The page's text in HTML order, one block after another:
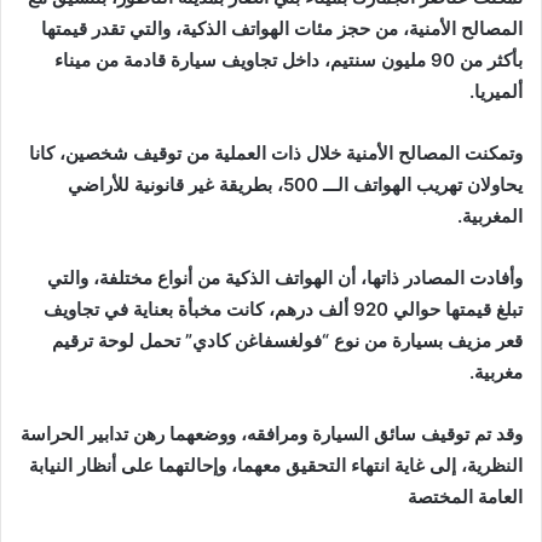
المصالح الأمنية، من حجز مئات الهواتف الذكية، والتي تقدر قيمتها
بأكثر من 90 مليون سنتيم، داخل تجاويف سيارة قادمة من ميناء
ألميريا.
وتمكنت المصالح الأمنية خلال ذات العملية من توقيف شخصين، كانا
يحاولان تهريب الهواتف الـــ 500، بطريقة غير قانونية للأراضي
المغربية.
وأفادت المصادر ذاتها، أن الهواتف الذكية من أنواع مختلفة، والتي
تبلغ قيمتها حوالي 920 ألف درهم، كانت مخبأة بعناية في تجاويف
قعر مزيف بسيارة من نوع “فولغسفاغن كادي” تحمل لوحة ترقيم
مغربية.
وقد تم توقيف سائق السيارة ومرافقه، ووضعهما رهن تدابير الحراسة
النظرية، إلى غاية انتهاء التحقيق معهما، وإحالتهما على أنظار النيابة
العامة المختصة